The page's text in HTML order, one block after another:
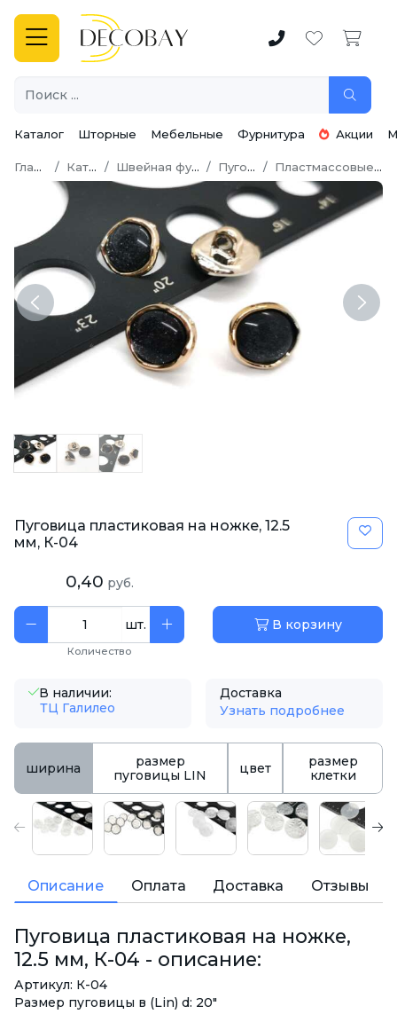
Каталог Шторные Мебельные Фурнитура Акции
Главная Каталог Швейная фурнитура Пуговицы Пластмассовые пуговицы
Previous Next
Пуговица пластиковая на ножке, 12.5
мм, К-04
0,40 руб.
шт.
Количество
В корзину
В наличии:
ТЦ Галилео
Доставка
Узнать подробнее
ширина
размер
пуговицы LIN
цвет
размер
клетки
Описание Оплата Доставка Отзывы
Пуговица пластиковая на ножке,
12.5 мм, К-04 - описание:
Артикул: К-04
Размер пуговицы в (Lin) d: 20"